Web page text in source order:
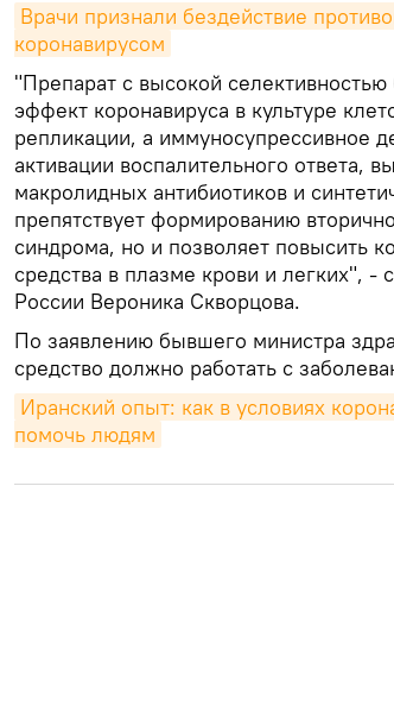
Врачи признали бездействие
коронавирусом
"Препарат с высокой селективностью
эффект коронавируса в культуре
репликации, а иммуносупрессивное
активации воспалительного ответа,
макролидных антибиотиков и
препятствует формированию
синдрома, но и позволяет повысить
средства в плазме крови и легких",
России Вероника Скворцова.
По заявлению бывшего министра
средство должно работать с
Иранский опыт: как в условиях
помочь людям